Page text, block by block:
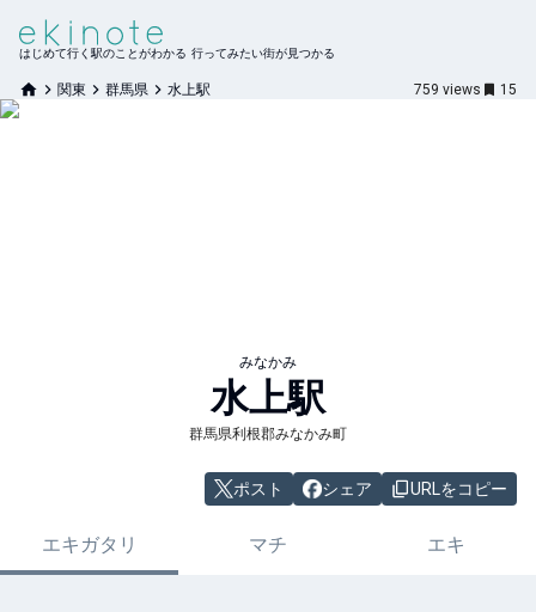
はじめて行く駅のことがわかる 行ってみたい街が見つかる
関東 群馬県 水上駅 759 views 15
みなかみ
水上駅
群馬県利根郡みなかみ町
ポスト シェア URLをコピー
エキガタリ マチ エキ